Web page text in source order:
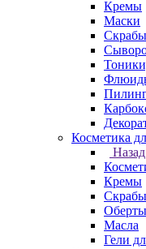
Кремы
Маски
Скрабы
Косметика
Назад
Кремы
Скрабы
Масла
Гели